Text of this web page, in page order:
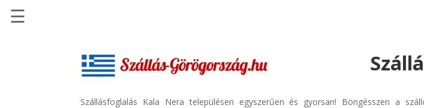
Szállásinfo.eu
☰
Szállásfoglalás Kala Nera településen egyszerűen és gyorsan! Böngésszen a